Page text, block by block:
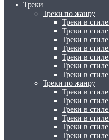
Треки
Треки по жанру
Треки в
Треки в
Треки в
Треки в
Треки в
Треки в
Треки в
Треки по жанру
Треки в
Треки в стиле
Треки в
Треки в
Треки в
Треки в